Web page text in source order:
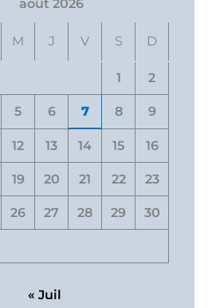
août 2026
M J V S D
1 2
5 6 7 8 9
12 13 14 15 16
19 20 21 22 23
26 27 28 29 30
« Juil